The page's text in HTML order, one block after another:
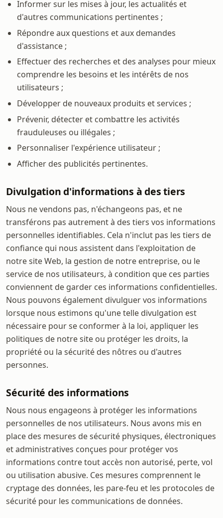
Informer sur les mises à jour, les actualités et
d'autres communications pertinentes ;
Répondre aux questions et aux demandes
d'assistance ;
Effectuer des recherches et des analyses pour mieux
comprendre les besoins et les intérêts de nos
utilisateurs ;
Développer de nouveaux produits et services ;
Prévenir, détecter et combattre les activités
frauduleuses ou illégales ;
Personnaliser l'expérience utilisateur ;
Afficher des publicités pertinentes.
Divulgation d'informations à des tiers
Nous ne vendons pas, n'échangeons pas, et ne
transférons pas autrement à des tiers vos informations
personnelles identifiables. Cela n'inclut pas les tiers de
confiance qui nous assistent dans l'exploitation de
notre site Web, la gestion de notre entreprise, ou le
service de nos utilisateurs, à condition que ces parties
conviennent de garder ces informations confidentielles.
Nous pouvons également divulguer vos informations
lorsque nous estimons qu'une telle divulgation est
nécessaire pour se conformer à la loi, appliquer les
politiques de notre site ou protéger les droits, la
propriété ou la sécurité des nôtres ou d'autres
personnes.
Sécurité des informations
Nous nous engageons à protéger les informations
personnelles de nos utilisateurs. Nous avons mis en
place des mesures de sécurité physiques, électroniques
et administratives conçues pour protéger vos
informations contre tout accès non autorisé, perte, vol
ou utilisation abusive. Ces mesures comprennent le
cryptage des données, les pare-feu et les protocoles de
sécurité pour les communications de données.